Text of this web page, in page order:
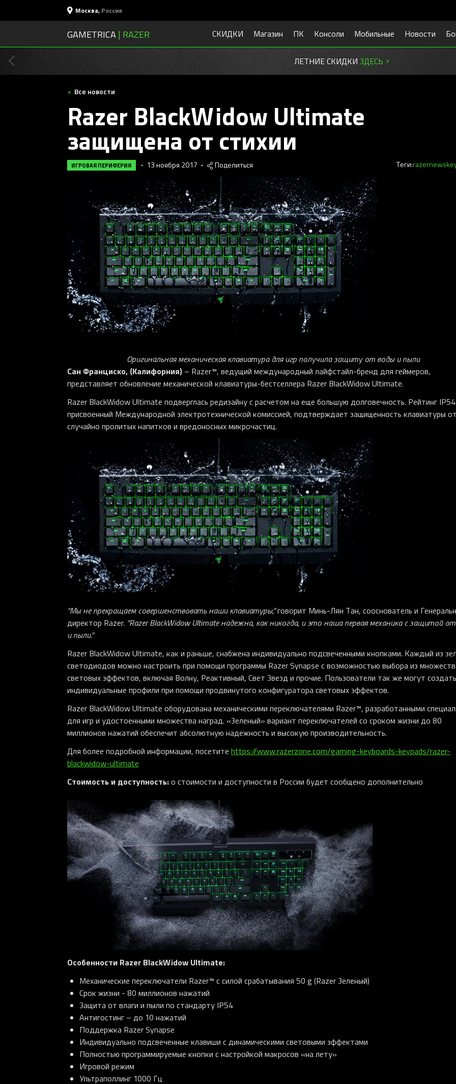
Москва, Россия
GAMETRICA | RAZER СКИДКИ Магазин ПК Консоли Мобильные Новости
ЛЕТНИЕ СКИДКИ ЗДЕСЬ >
Все новости
Razer BlackWidow Ultimate
защищена от стихии
ИГРОВАЯ ПЕРИФЕРИЯ • 13 ноября 2017 • Поделиться Теги:razernews
Оригинальная механическая клавиатура для игр получила защиту от воды и пыли
Сан Франциско, (Калифорния) – Razer™, ведущий международный лайфстайл-бренд для геймеров,
представляет обновление механической клавиатуры-бестселлера Razer BlackWidow Ultimate.
Razer BlackWidow Ultimate подверглась редизайну с расчетом на еще большую долговечность. Рейтинг
присвоенный Международной электротехнической комиссией, подтверждает защищенность клавиатуры
случайно пролитых напитков и вредоносных микрочастиц.
“Мы не прекращаем совершенствовать наши клавиатуры,”говорит Минь-Лян Тан, сооснователь и
директор Razer. “Razer BlackWidow Ultimate надежна, как никогда, и это наша первая механика с защитой
и пыли.”
Razer BlackWidow Ultimate, как и раньше, снабжена индивидуально подсвеченными кнопками. Каждый из
светодиодов можно настроить при помощи программы Razer Synapse с возможностью выбора из
световых эффектов, включая Волну, Реактивный, Свет Звезд и прочие. Пользователи так же могут создать
индивидуальные профили при помощи продвинутого конфигуратора световых эффектов.
Razer BlackWidow Ultimate оборудована механическими переключателями Razer™, разработанными
для игр и удостоенными множества наград. «Зеленый» вариант переключателей со сроком жизни до 80
миллионов нажатий обеспечит абсолютную надежность и высокую производительность.
Для более подробной информации, посетите https://www.razerzone.com/gaming-keyboards-keypads/razer-
blackwidow-ultimate
Стоимость и доступность:о стоимости и доступности в России будет сообщено дополнительно
Особенности Razer BlackWidow Ultimate:
Механические переключатели Razer™ с силой срабатывания 50 g (Razer Зеленый)
Срок жизни - 80 миллионов нажатий
Защита от влаги и пыли по стандарту IP54
Антигостинг – до 10 нажатий
Поддержка Razer Synapse
Индивидуально подсвеченные клавиши с динамическими световыми эффектами
Полностью программируемые кнопки с настройкой макросов «на лету»
Игровой режим
Ультраполлинг 1000 Гц